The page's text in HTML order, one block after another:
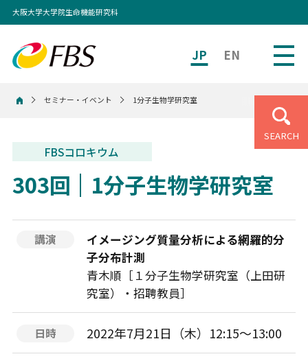
JP EN
大阪大学大学院生命機能研究科
SEARCH
ホームセミナー・イベント 1分子生物学研究室
FBSコロキウム
303回 1分子生物学研究室
講演
イメージング質量分析による網羅的分
子分布計測
青木順［１分子生物学研究室（上田研
究室）・招聘教員］
日時 2022年7月21日（木）12:15〜13:00